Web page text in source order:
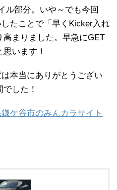
ル部分。いや～でも今回
たことで「早くKicker入れ
まりました。早急にGET
います！
本当にありがとうござい
した！
ケ谷市のみんカラサイト